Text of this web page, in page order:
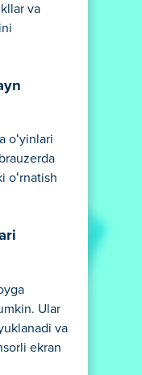
va
oʻyinlari
oʻrnatish
Ular
va
ekran